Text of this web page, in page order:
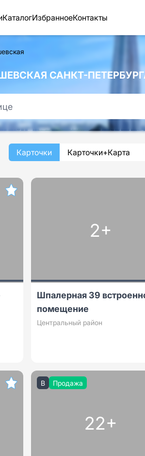
КаталогИзбранноеКонтакты
САНКТ-
Карточки Карточки+Карта
2+
Шпалерная 39
помещение
Центральный район
B Продажа
22+